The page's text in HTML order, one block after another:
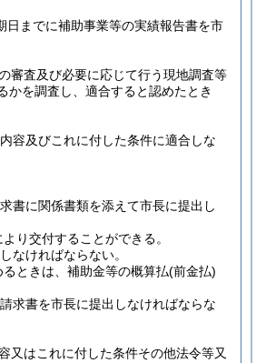
日までに補助事業等の実績報告書を市
審査及び必要に応じて行う現地調査等
かを調査し、適合すると認めたとき
容及びこれに付した条件に適合しな
書に関係書類を添えて市長に提出し
り交付することができる。
なければならない。
ときは、補助金等の概算払(前金払)
求書を市長に提出しなければならな
又はこれに付した条件その他法令等又